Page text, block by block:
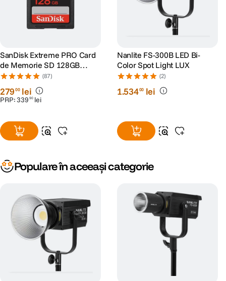
SanDisk Extreme PRO Card
de Memorie SD 128GB
SDXC UHS-I Class 10 U3 V30
+ 2 Ani RescuePRO Deluxe
(87)
27900 lei
PRP:339 90 lei
Nanlite FS-300B LED Bi-
Color Spot Light LUX
(2)
1.53400 lei
Populare în aceeași categorie